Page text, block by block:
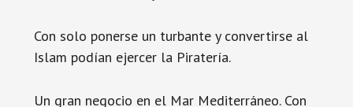
Con solo ponerse un turbante y convertirse al
Islam podían ejercer la Piratería.
Un gran negocio en el Mar Mediterráneo. Con